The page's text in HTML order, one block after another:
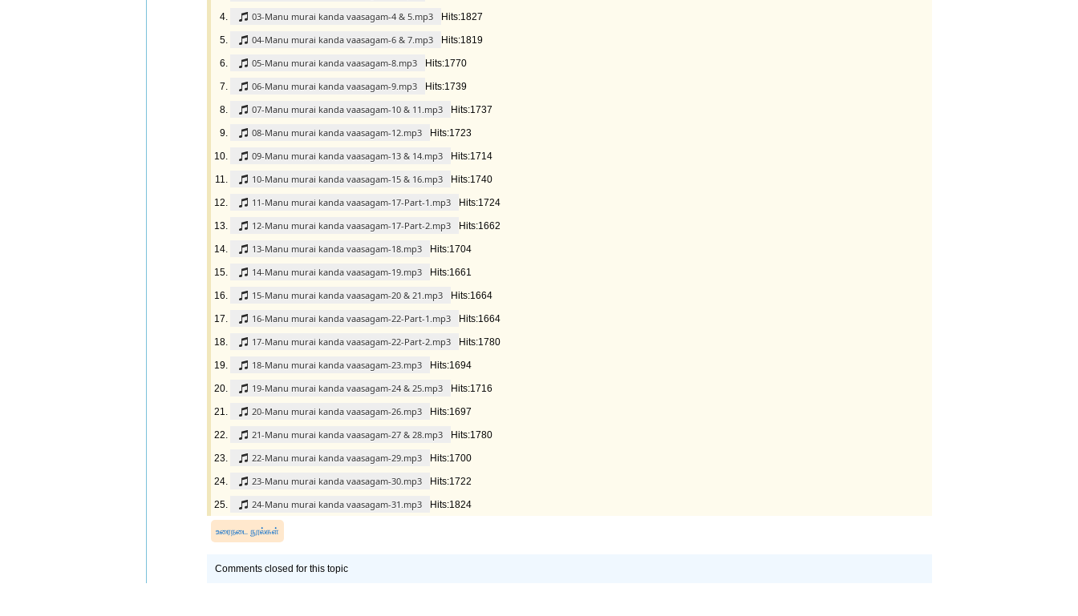
03-Manu murai kanda vaasagam-4 & 5.mp3 Hits:1827
04-Manu murai kanda vaasagam-6 & 7.mp3 Hits:1819
05-Manu murai kanda vaasagam-8.mp3 Hits:1770
06-Manu murai kanda vaasagam-9.mp3 Hits:1739
07-Manu murai kanda vaasagam-10 & 11.mp3 Hits:1737
08-Manu murai kanda vaasagam-12.mp3 Hits:1723
09-Manu murai kanda vaasagam-13 & 14.mp3 Hits:1714
10-Manu murai kanda vaasagam-15 & 16.mp3 Hits:1740
11-Manu murai kanda vaasagam-17-Part-1.mp3 Hits:1724
12-Manu murai kanda vaasagam-17-Part-2.mp3 Hits:1662
13-Manu murai kanda vaasagam-18.mp3 Hits:1704
14-Manu murai kanda vaasagam-19.mp3 Hits:1661
15-Manu murai kanda vaasagam-20 & 21.mp3 Hits:1664
16-Manu murai kanda vaasagam-22-Part-1.mp3 Hits:1664
17-Manu murai kanda vaasagam-22-Part-2.mp3 Hits:1780
18-Manu murai kanda vaasagam-23.mp3 Hits:1694
19-Manu murai kanda vaasagam-24 & 25.mp3 Hits:1716
20-Manu murai kanda vaasagam-26.mp3 Hits:1697
21-Manu murai kanda vaasagam-27 & 28.mp3 Hits:1780
22-Manu murai kanda vaasagam-29.mp3 Hits:1700
23-Manu murai kanda vaasagam-30.mp3 Hits:1722
24-Manu murai kanda vaasagam-31.mp3 Hits:1824
உரைநடை நூல்கள்
Comments closed for this topic